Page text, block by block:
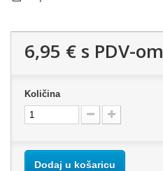
6,95 € s PDV-om
Količina
Dodaj u košaricu